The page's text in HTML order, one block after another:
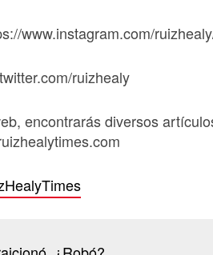
www.instagram.com/
ruizhealy
encontrarás diversos